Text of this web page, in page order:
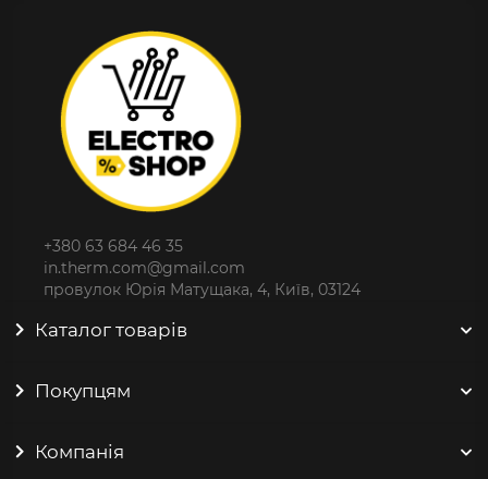
+380 63 684 46 35
in.therm.com@gmail.com
провулок Юрія Матущака, 4, Київ, 03124
Каталог товарів
Покупцям
Компанія